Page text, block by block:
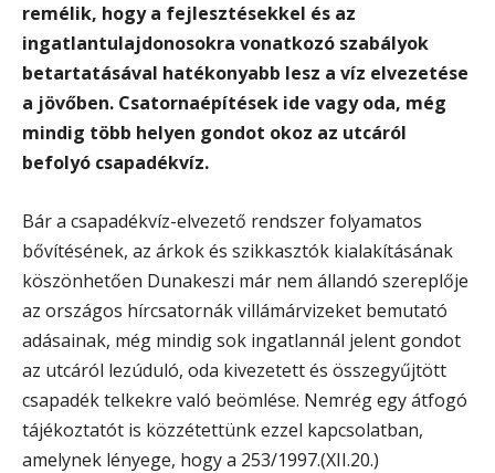
remélik, hogy a fejlesztésekkel és az
ingatlantulajdonosokra vonatkozó szabályok
betartatásával hatékonyabb lesz a víz elvezetése
a jövőben. Csatornaépítések ide vagy oda, még
mindig több helyen gondot okoz az utcáról
befolyó csapadékvíz.
Bár a csapadékvíz-elvezető rendszer folyamatos
bővítésének, az árkok és szikkasztók kialakításának
köszönhetően Dunakeszi már nem állandó szereplője
az országos hírcsatornák villámárvizeket bemutató
adásainak, még mindig sok ingatlannál jelent gondot
az utcáról lezúduló, oda kivezetett és összegyűjtött
csapadék telkekre való beömlése. Nemrég egy átfogó
tájékoztatót is közzétettünk ezzel kapcsolatban,
amelynek lényege, hogy a 253/1997.(XII.20.)